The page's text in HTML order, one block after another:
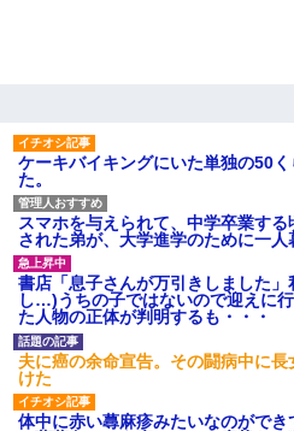
ケーキバイキングにいた単独の50
た。
スマホを与えられて、中学卒業す
された弟が、大学進学のために一人
書店「息子さんが万引きしました
し…)うちの子ではないので迎えに
た人物の正体が判明するも・・・
夫に癌の余命宣告。その闘病中に
けた
体中に赤い蕁麻疹みたいなのがで